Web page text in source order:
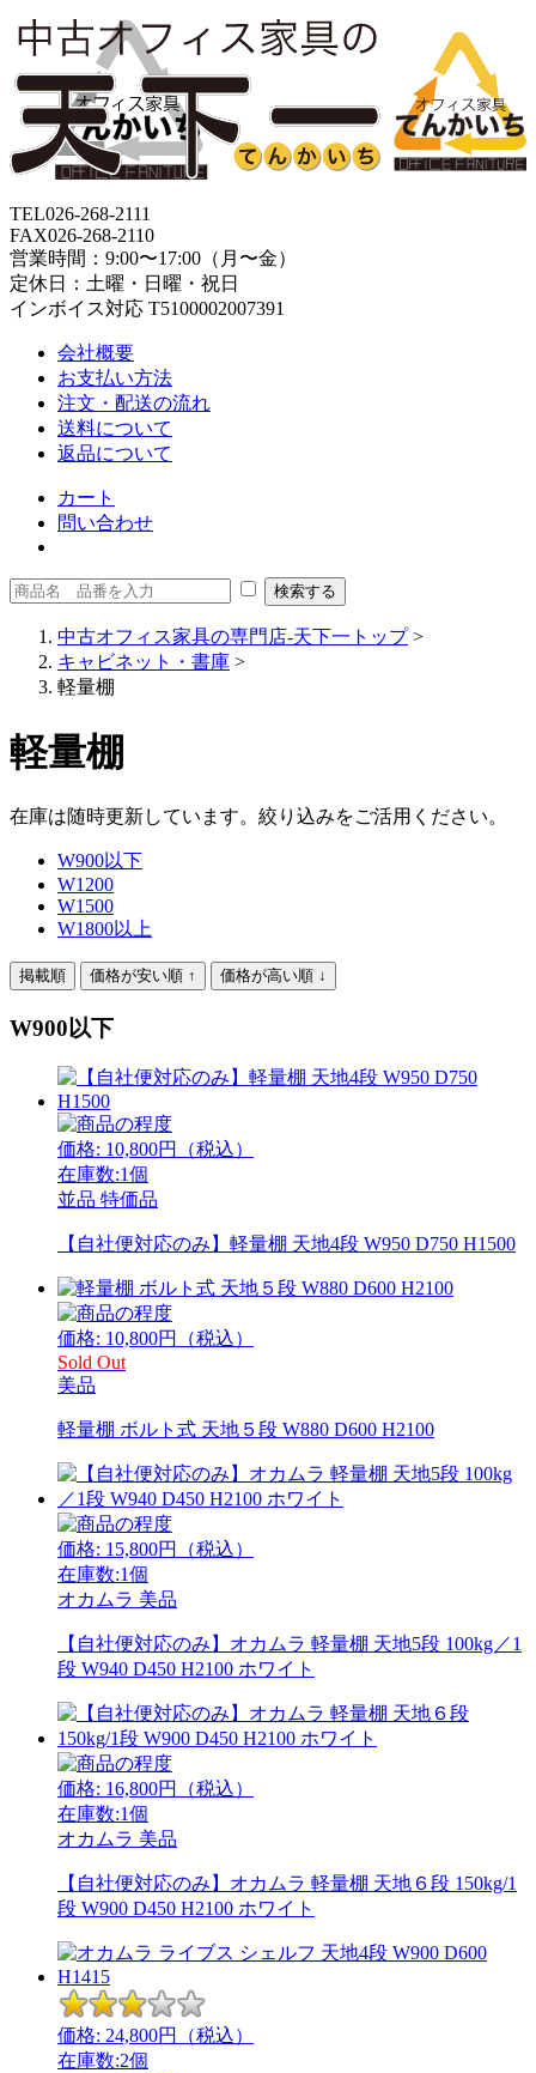
TEL026-268-2111
FAX026-268-2110
営業時間：9:00〜17:00（月〜金）
定休日：土曜・日曜・祝日
インボイス対応 T5100002007391
会社概要
お支払い方法
注文・配送の流れ
送料について
返品について
カート
問い合わせ
中古オフィス家具の専門店-天下一トップ>
キャビネット・書庫 >
軽量棚
軽量棚
在庫は随時更新しています。絞り込みをご活用ください。
W900以下
W1200
W1500
W1800以上
掲載順 価格が安い順 ↑ 価格が高い順 ↓
W900以下
価格: 10,800円（税込）
在庫数:1個
並品 特価品
【自社便対応のみ】軽量棚 天地4段 W950 D750 H1500
価格: 10,800円（税込）
Sold Out
美品
軽量棚 ボルト式 天地５段 W880 D600 H2100
価格: 15,800円（税込）
在庫数:1個
オカムラ 美品
【自社便対応のみ】オカムラ 軽量棚 天地5段 100kg／1
段 W940 D450 H2100 ホワイト
価格: 16,800円（税込）
在庫数:1個
オカムラ 美品
【自社便対応のみ】オカムラ 軽量棚 天地６段 150kg/1
段 W900 D450 H2100 ホワイト
価格: 24,800円（税込）
在庫数:2個